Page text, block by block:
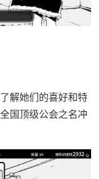
解她们的喜好和特
国顶级公会之名冲